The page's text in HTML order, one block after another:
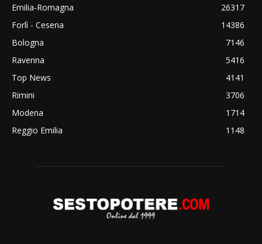
Emilia-Romagna
26317
Forlì - Cesena
14386
Bologna
7146
Ravenna
5416
Top News
4141
Rimini
3706
Modena
1714
Reggio Emilia
1148